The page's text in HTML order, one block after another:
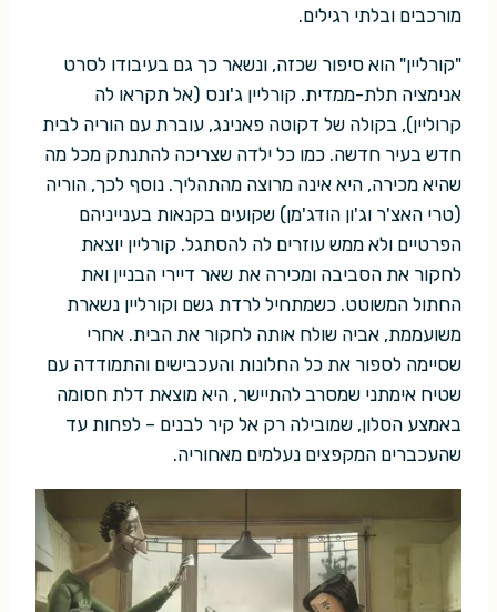
מורכבים ובלתי רגילים.
"קורליין" הוא סיפור שכזה, ונשאר כך גם בעיבודו לסרט
אנימציה תלת-ממדית. קורליין ג'ונס (אל תקראו לה
קרוליין), בקולה של דקוטה פאנינג, עוברת עם הוריה לבית
חדש בעיר חדשה. כמו כל ילדה שצריכה להתנתק מכל מה
שהיא מכירה, היא אינה מרוצה מהתהליך. נוסף לכך, הוריה
(טרי האצ'ר וג'ון הודג'מן) שקועים בקנאות בענייניהם
הפרטיים ולא ממש עוזרים לה להסתגל. קורליין יוצאת
לחקור את הסביבה ומכירה את שאר דיירי הבניין ואת
החתול המשוטט. כשמתחיל לרדת גשם וקורליין נשארת
משועממת, אביה שולח אותה לחקור את הבית. אחרי
שסיימה לספור את כל החלונות והעכבישים והתמודדה עם
שטיח אימתני שמסרב להתיישר, היא מוצאת דלת חסומה
באמצע הסלון, שמובילה רק אל קיר לבנים – לפחות עד
שהעכברים המקפצים נעלמים מאחוריה.